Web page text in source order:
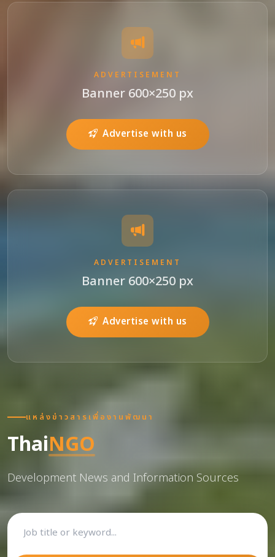
ADVERTISEMENT
Banner 600×250 px
Advertise with us
ADVERTISEMENT
Banner 600×250 px
Advertise with us
แหล่งข่าวสารเพื่องานพัฒนา
ThaiNGO
Development News and Information Sources